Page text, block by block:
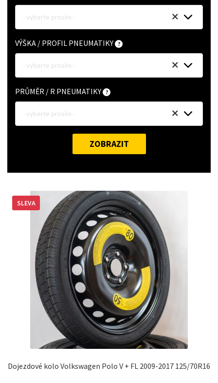
- vyberte prosím -
VÝŠKA / PROFIL PNEUMATIKY
- vyberte prosím -
PRŮMĚR / R PNEUMATIKY
- vyberte prosím -
ZOBRAZIT
Dojezdové kolo Volkswagen Polo V + FL 2009-2017 125/70R16
SLEVA